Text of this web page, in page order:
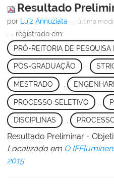
Resultado
por Luiz Annuziata — última
— registrado em:
PRÓ-REITORIA DE PESQUISA
PÓS-GRADUAÇÃO ,
MESTRADO
PROCESSO SELETIVO
DISCIPLINAS ,
Resultado Preliminar -
Localizado em O
2015